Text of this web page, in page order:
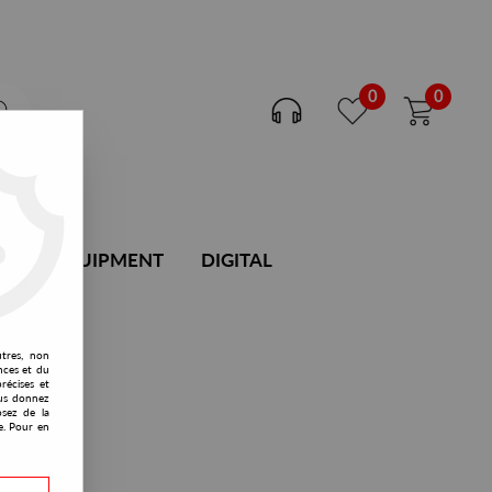
0 0
DJ EQUIPMENT DIGITAL
non
et du
et
donnez
de la
Pour en